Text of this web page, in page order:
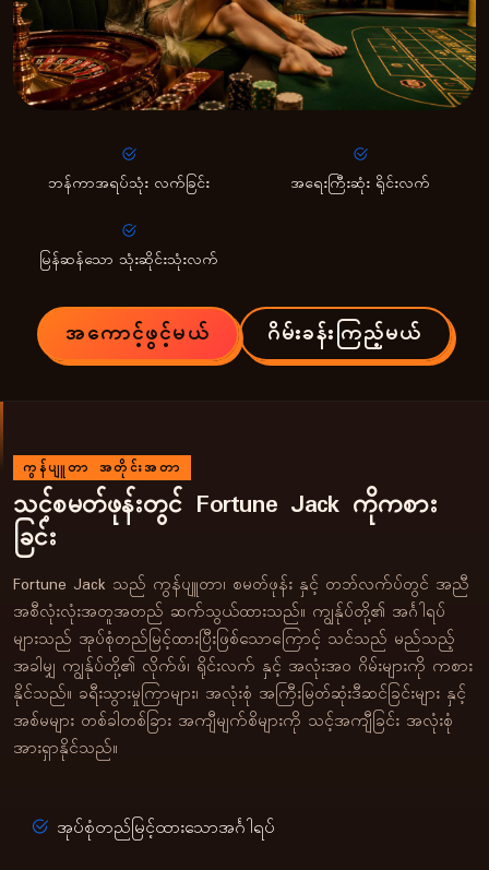
ဘန်ကာအရပ်သုံး လက်ခြင်း အရေးကြီးဆုံး ရိုင်းလက်
မြန်ဆန်သော သုံးဆိုင်းသုံးလက်
အကောင့်ဖွင့်မယ် ဂိမ်းခန်းကြည့်မယ်
ကွန်ပျူတာ အတိုင်းအတာ
သင့်စမတ်ဖုန်းတွင် Fortune Jack ကိုကစား
ခြင်း
Fortune Jack သည် ကွန်ပျူတာ၊ စမတ်ဖုန်း နှင့် တဘ်လက်ပ်တွင် အညီ
အစီလုံးလုံးအတူအတည် ဆက်သွယ်ထားသည်။ ကျွန်ုပ်တို့၏ အင်္ဂါရပ်
များသည် အုပ်စုံတည်မြင့်ထားပြီးဖြစ်သောကြောင့် သင်သည် မည်သည့်
အခါမျှ ကျွန်ုပ်တို့၏ လိုက်ဖ်၊ ရိုင်းလက် နှင့် အလုံးအဝ ဂိမ်းများကို ကစား
နိုင်သည်။ ခရီးသွားမှုကြာများ၊ အလုံးစုံ အကြီးမြတ်ဆုံးဒီဆင်ခြင်းများ နှင့်
အစ်မများ တစ်ခါတစ်ခြား အကျီမျက်စိများကို သင့်အကျီခြင်း အလုံးစုံ
အားရှာနိုင်သည်။
အုပ်စုံတည်မြင့်ထားသောအင်္ဂါရပ်